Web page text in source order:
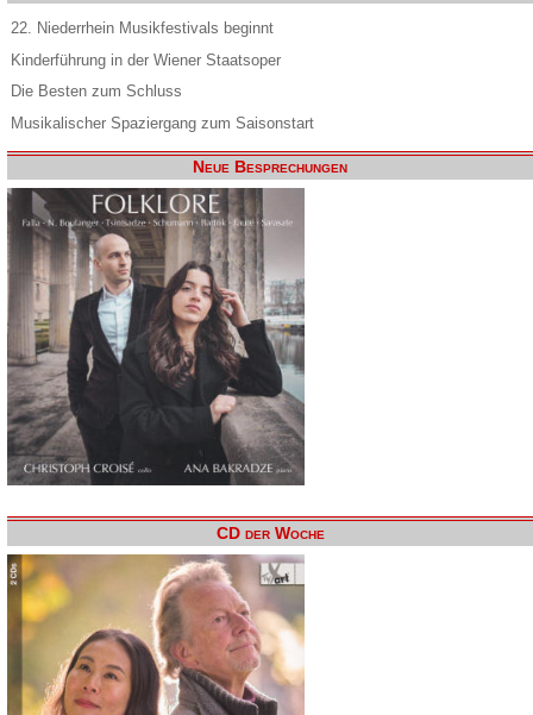
22. Niederrhein Musikfestivals beginnt
Kinderführung in der Wiener Staatsoper
Die Besten zum Schluss
Musikalischer Spaziergang zum Saisonstart
Neue Besprechungen
CD der Woche